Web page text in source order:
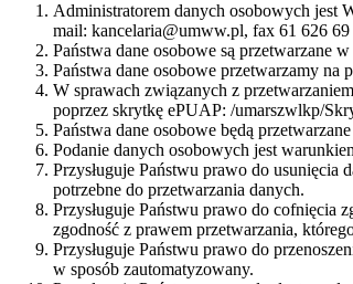
Administratorem danych osobowych jest
mail: kancelaria@umww.pl, fax 61 626
Państwa dane osobowe są przetwarzane
Państwa dane osobowe przetwarzamy na
W sprawach związanych z
poprzez skrytkę ePUAP: /umarszwlkp/
Państwa dane osobowe będą
Podanie danych osobowych jest
Przysługuje Państwu prawo do
potrzebne do przetwarzania danych.
Przysługuje Państwu prawo do cofnięcia
zgodność z prawem przetwarzania,
Przysługuje Państwu prawo do
w sposób zautomatyzowany.